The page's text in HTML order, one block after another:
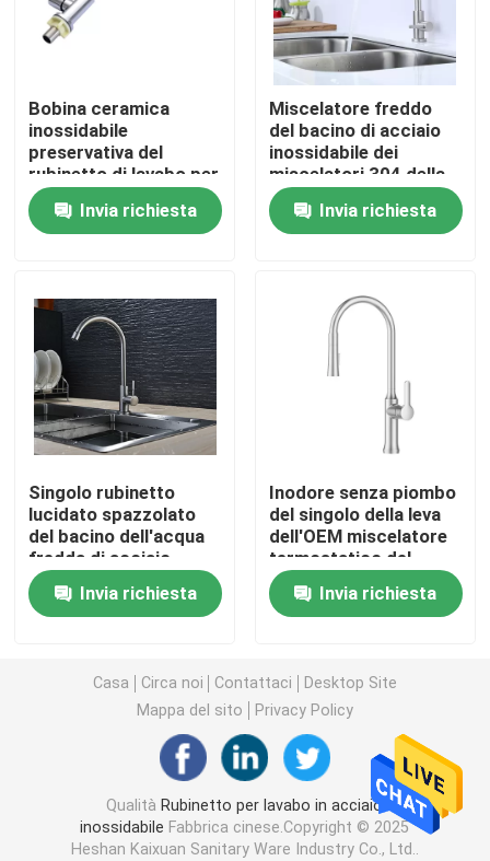
Giro della fabbrica
Contattaci
Notizia
Rubinetto per lavabo in acciaio inossidabile
Rubinetto del bagno di acciaio inossidabile
Rubinetto della cucina di acciaio inossidabile
Singolo miscelatore del bacino della leva
Singolo rubinetto freddo del bacino
Rubinetto di lavaggio del piatto
Rubinetto celato
Bobina ceramica
inossidabile
preservativa del
rubinetto di lavabo per
il bagno della cucina
Invia richiesta
Miscelatore freddo
del bacino di acciaio
inossidabile dei
miscelatori 304 della
leva del bagno del NSF
di ACS CUPC singolo
singolo
Invia richiesta
Singolo rubinetto
lucidato spazzolato
del bacino dell'acqua
fredda di acciaio
inossidabile del
miscelatore del bacino
della leva singolo
Invia richiesta
Inodore senza piombo
del singolo della leva
dell'OEM miscelatore
termostatico del
lavandino
Invia richiesta
Casa Circa noi Contattaci
Desktop Site
Mappa del sito
Privacy Policy
Qualità Rubinetto per lavabo in acciaio
inossidabile Fabbrica cinese.Copyright © 2025
Heshan Kaixuan Sanitary Ware Industry Co., Ltd..